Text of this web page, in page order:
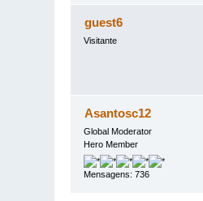
guest6
Visitante
Asantosc12
Global Moderator
Hero Member
Mensagens: 736